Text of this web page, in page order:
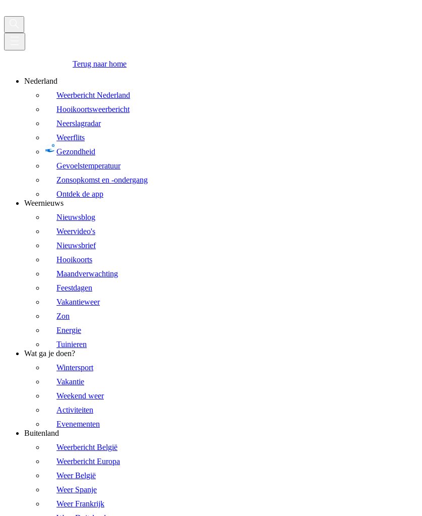
Terug naar home
Nederland
Weerbericht Nederland
Hooikoortsweerbericht
Neerslagradar
Weerflits
Gezondheid
Gevoelstemperatuur
Zonsopkomst en -ondergang
Ontdek de app
Weernieuws
Nieuwsblog
Weervideo's
Nieuwsbrief
Hooikoorts
Maandverwachting
Feestdagen
Vakantieweer
Zon
Energie
Tuinieren
Wat ga je doen?
Wintersport
Vakantie
Weekend weer
Activiteiten
Evenementen
Buitenland
Weerbericht België
Weerbericht Europa
Weer België
Weer Spanje
Weer Frankrijk